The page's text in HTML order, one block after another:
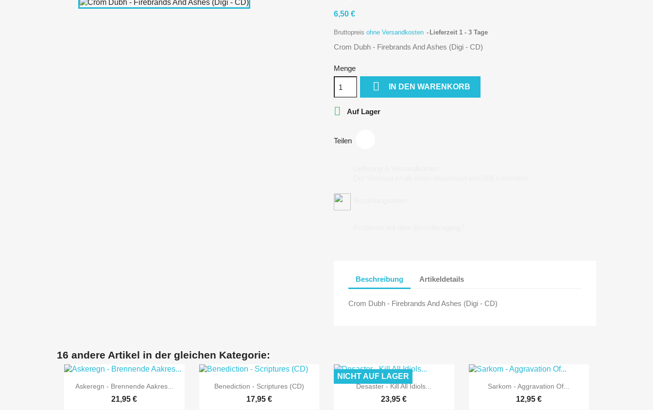
6,50 €
Bruttopreis ohne Versandkosten Lieferzeit 1 - 3 Tage
Crom Dubh - Firebrands And Ashes (Digi - CD)
Menge
 IN DEN WARENKORB
 Auf Lager
Teilen
Beschreibung Artikeldetails
Crom Dubh - Firebrands And Ashes (Digi - CD)
16 andere Artikel in der gleichen Kategorie:
 Vorschau
Askeregn - Brennende Aakres...
21,95 €
 Vorschau
Benediction - Scriptures (CD)
17,95 €
 Vorschau
Desaster - Kill All Idiols...
23,95 €
NICHT AUF LAGER
 Vorschau
Sarkom - Aggravation Of...
12,95 €